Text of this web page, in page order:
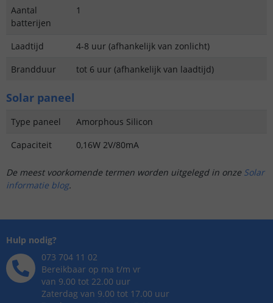
Aantal
batterijen
1
Laadtijd
4-8 uur (afhankelijk van zonlicht)
Brandduur
tot 6 uur (afhankelijk van laadtijd)
Solar paneel
Type paneel
Amorphous Silicon
Capaciteit
0,16W 2V/80mA
De meest voorkomende termen worden uitgelegd in onze Solar
informatie blog.
Hulp nodig?
073 704 11 02
Bereikbaar op ma t/m vr
van 9.00 tot 22.00 uur
Zaterdag van 9.00 tot 17.00 uur